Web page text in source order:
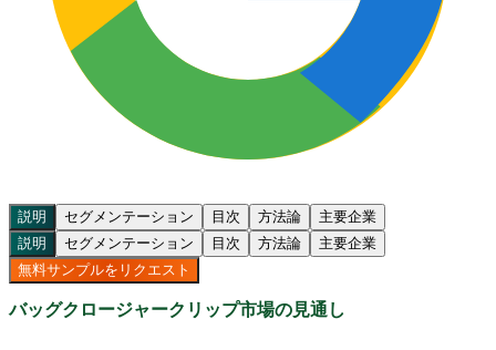
説明 セグメンテーション 目次 方法論
主要企業
説明
セグメンテーション 目次 方法論
主要企業
無料サンプルをリクエスト
バッグクロージャークリップ市場の見通し